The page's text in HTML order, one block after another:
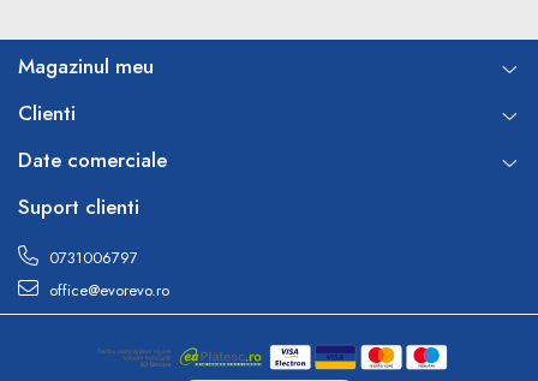
Masurare corporala
Alcoolmetre
Prim ajutor, urgenta & reanimare
Truse urgente
Genti urgente
Masti
Rucsacuri
Truse pentru resuscitare / reanimare
Magazinul meu
Clienti
Date comerciale
Suport clienti
0731006797
office@evorevo.ro